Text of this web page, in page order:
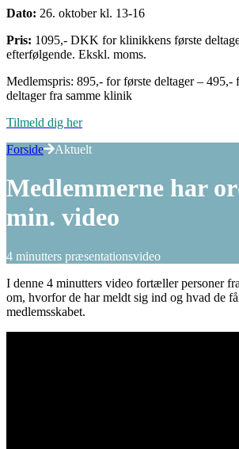
Dato: 26. oktober kl. 13-16
Pris: 1095,- DKK for klinikkens første
efterfølgende. Ekskl. moms.
Medlemspris: 895,- for første deltager – 495,-
deltager fra samme klinik
Tilmeld dig her
Forside
Aktuelt
Medlemmerne har
min. video
4 minutters præsentationsvideo
I denne 4 minutters video fortæller personer
om, hvorfor de har meldt sig ind og hvad de
medlemsskabet.